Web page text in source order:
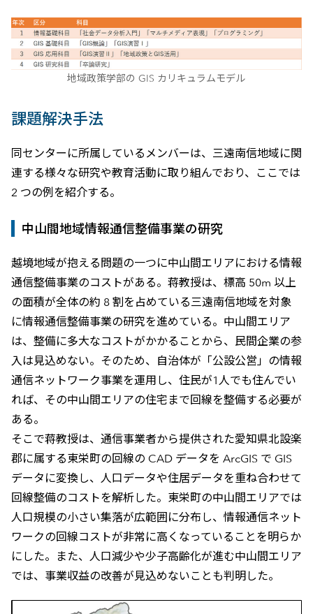
地域政策学部の GIS カリキュラムモデル
課題解決手法
同センターに所属しているメンバーは、三遠南信地域に関
連する様々な研究や教育活動に取り組んでおり、ここでは
2 つの例を紹介する。
中山間地域情報通信整備事業の研究
越境地域が抱える問題の一つに中山間エリアにおける情報
通信整備事業のコストがある。蒋教授は、標高 50m 以上
の面積が全体の約 8 割を占めている三遠南信地域を対象
に情報通信整備事業の研究を進めている。中山間エリア
は、整備に多大なコストがかかることから、民間企業の参
入は見込めない。そのため、自治体が「公設公営」の情報
通信ネットワーク事業を運用し、住民が1人でも住んでい
れば、その中山間エリアの住宅まで回線を整備する必要が
ある。
そこで蒋教授は、通信事業者から提供された愛知県北設楽
郡に属する東栄町の回線の CAD データを ArcGIS で GIS
データに変換し、人口データや住居データを重ね合わせて
回線整備のコストを解析した。東栄町の中山間エリアでは
人口規模の小さい集落が広範囲に分布し、情報通信ネット
ワークの回線コストが非常に高くなっていることを明らか
にした。また、人口減少や少子高齢化が進む中山間エリア
では、事業収益の改善が見込めないことも判明した。